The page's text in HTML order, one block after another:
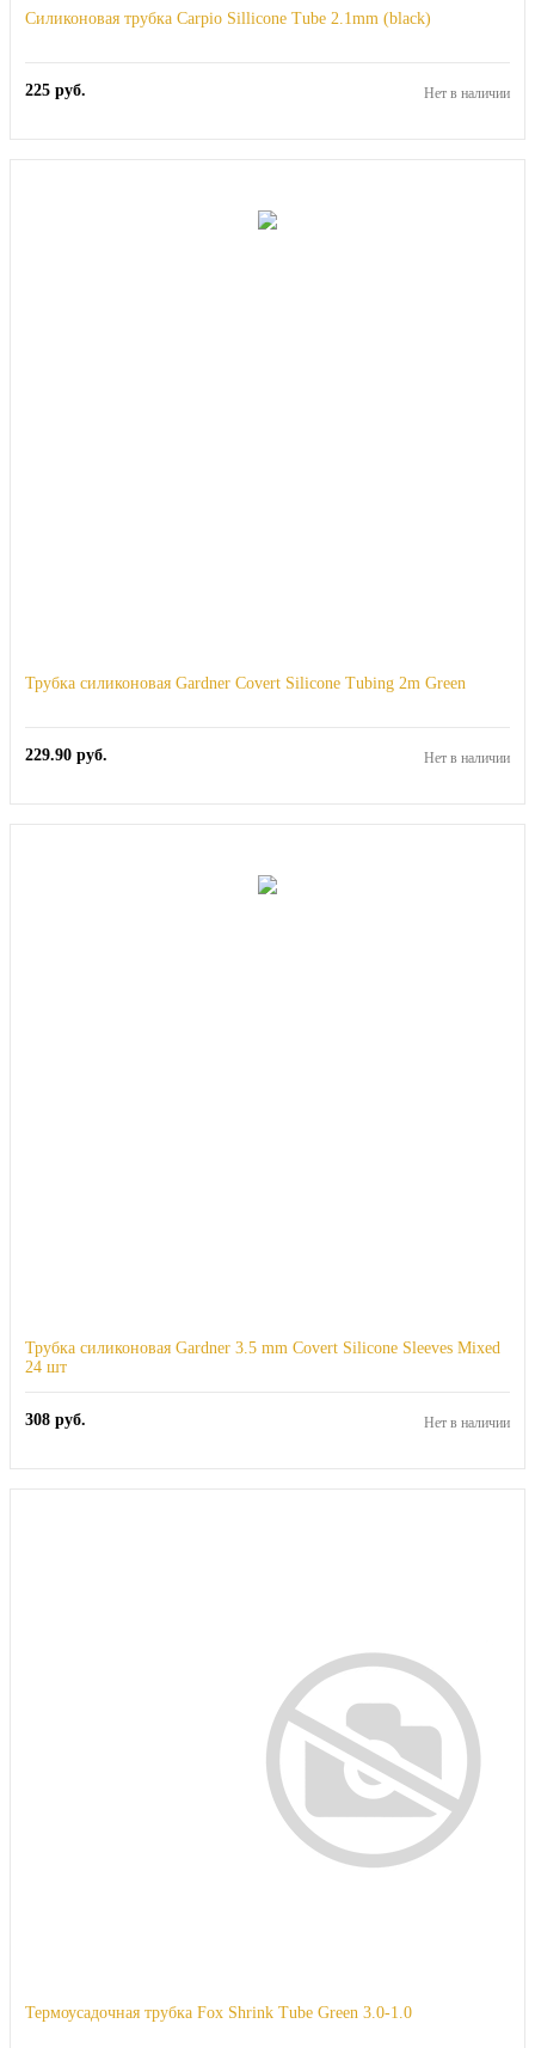
Силиконовая трубка Carpio Sillicone Tube 2.1mm (black)
225 руб. Нет в наличии
Трубка силиконовая Gardner Covert Silicone Tubing 2m Green
229.90 руб. Нет в наличии
Трубка силиконовая Gardner 3.5 mm Covert Silicone Sleeves Mixed
24 шт
308 руб. Нет в наличии
Термоусадочная трубка Fox Shrink Tube Green 3.0-1.0